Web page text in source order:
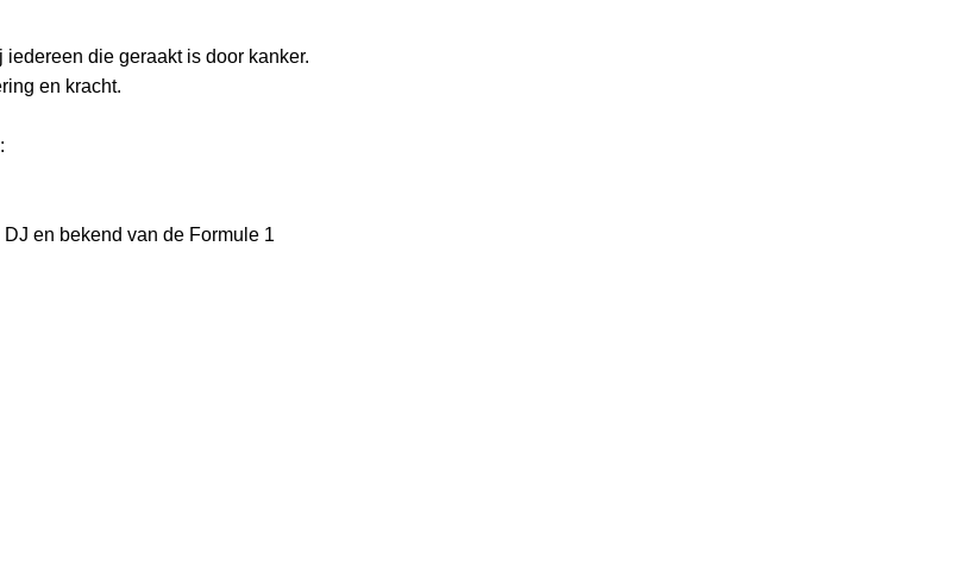
die geraakt is door kanker.
en kracht.
en bekend van de Formule 1